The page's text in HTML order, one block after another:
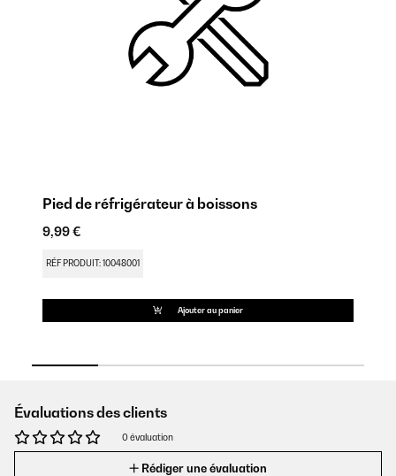
Pied de réfrigérateur à boissons
9,99 €
RÉF PRODUIT: 10048001
Ajouter au panier
Évaluations des clients
0 évaluation
Rédiger une évaluation